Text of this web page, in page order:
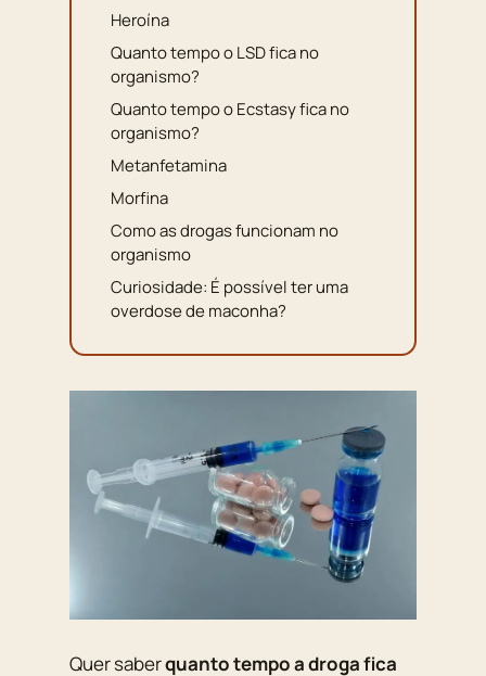
Heroína
Quanto tempo o LSD fica no
organismo?
Quanto tempo o Ecstasy fica no
organismo?
Metanfetamina
Morfina
Como as drogas funcionam no
organismo
Curiosidade: É possível ter uma
overdose de maconha?
Quer saberquanto tempo a droga fica